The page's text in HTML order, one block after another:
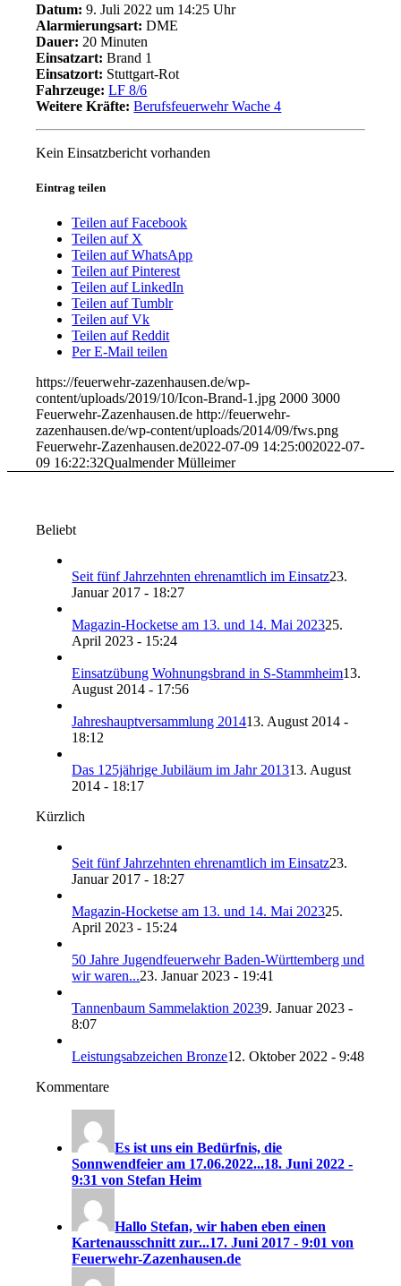
Datum: 9. Juli 2022 um 14:25 Uhr
Alarmierungsart: DME
Dauer: 20 Minuten
Einsatzart: Brand 1
Einsatzort: Stuttgart-Rot
Fahrzeuge: LF 8/6
Weitere Kräfte: Berufsfeuerwehr Wache 4
Kein Einsatzbericht vorhanden
Eintrag teilen
Teilen auf Facebook
Teilen auf X
Teilen auf WhatsApp
Teilen auf Pinterest
Teilen auf LinkedIn
Teilen auf Tumblr
Teilen auf Vk
Teilen auf Reddit
Per E-Mail teilen
https://feuerwehr-zazenhausen.de/wp-
content/uploads/2019/10/Icon-Brand-1.jpg 2000 3000
Feuerwehr-Zazenhausen.de http://feuerwehr-
zazenhausen.de/wp-content/uploads/2014/09/fws.png
Feuerwehr-Zazenhausen.de2022-07-09 14:25:002022-07-
09 16:22:32Qualmender Mülleimer
Beliebt
Seit fünf Jahrzehnten ehrenamtlich im Einsatz23.
Januar 2017 - 18:27
Magazin-Hocketse am 13. und 14. Mai 202325.
April 2023 - 15:24
Einsatzübung Wohnungsbrand in S-Stammheim13.
August 2014 - 17:56
Jahreshauptversammlung 201413. August 2014 -
18:12
Das 125jährige Jubiläum im Jahr 201313. August
2014 - 18:17
Kürzlich
Seit fünf Jahrzehnten ehrenamtlich im Einsatz23.
Januar 2017 - 18:27
Magazin-Hocketse am 13. und 14. Mai 202325.
April 2023 - 15:24
50 Jahre Jugendfeuerwehr Baden-Württemberg und
wir waren...23. Januar 2023 - 19:41
Tannenbaum Sammelaktion 20239. Januar 2023 -
8:07
Leistungsabzeichen Bronze12. Oktober 2022 - 9:48
Kommentare
Es ist uns ein Bedürfnis, die
Sonnwendfeier am 17.06.2022...18. Juni 2022 -
9:31 von Stefan Heim
Hallo Stefan, wir haben eben einen
Kartenausschnitt zur...17. Juni 2017 - 9:01 von
Feuerwehr-Zazenhausen.de